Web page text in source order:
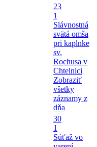
23
1
Slávnostná
svätá omša
pri kaplnke
sv.
Rochusa v
Chtelnici
Zobraziť
všetky
záznamy z
dňa
30
1
Súťaž vo